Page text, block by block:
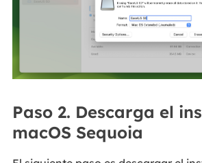
Paso 2. Descarga el
macOS Sequoia